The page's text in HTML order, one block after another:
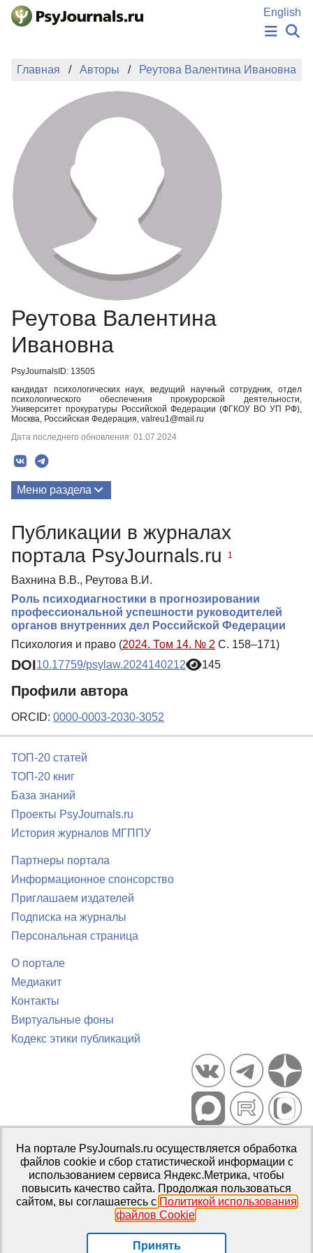
Перейти к основному содержанию
English
НОВОСТИ
АВТОРЫ
ПОДАТЬ РУКОПИСЬ
БАЗА ЗНАНИЙ
КЛЮЧЕВЫЕ СЛОВА
Регистрация
Главная Авторы Реутова Валентина Ивановна
Реутова Валентина
Ивановна
PsyJournalsID: 13505
кандидат психологических наук, ведущий научный сотрудник, отдел
психологического обеспечения прокурорской деятельности,
Университет прокуратуры Российской Федерации (ФГКОУ ВО УП РФ),
Москва, Российская Федерация, valreu1@mail.ru
Дата последнего обновления: 01.07.2024
Меню раздела
Публикации в журналах
портала PsyJournals.ru
1
Вахнина В.В., Реутова В.И.
Роль психодиагностики в прогнозировании
профессиональной успешности руководителей
органов внутренних дел Российской Федерации
Психология и право (2024. Том 14. № 2 С. 158–171)
DOI10.17759/psylaw.2024140212 145
Профили автора
ORCID: 0000-0003-2030-3052
ТОП-20 статей
ТОП-20 книг
База знаний
Проекты PsyJournals.ru
История журналов МГППУ
Партнеры портала
Информационное спонсорство
Приглашаем издателей
Подписка на журналы
Персональная страница
О портале
Медиакит
Контакты
Виртуальные фоны
Кодекс этики публикаций
Портал психологических изданий PsyJournals.ru, 2007–2026
Правила использования материалов
Свидетельство регистрации СМИЭл № ФС77-66447 от 14 июля
2016 г.
Издатель: ФГБОУ ВО МГППУ
На портале PsyJournals.ru осуществляется обработка
файлов cookie и сбор статистической информации с
использованием сервиса Яндекс.Метрика, чтобы
повысить качество сайта. Продолжая пользоваться
сайтом, вы соглашаетесь с Политикой использования
файлов Cookie.
Принять